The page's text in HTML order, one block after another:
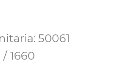
50061
/ 1660